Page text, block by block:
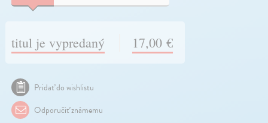
titul je vypredaný 17,00 €
Pridať do wishlistu
Odporučiť známemu